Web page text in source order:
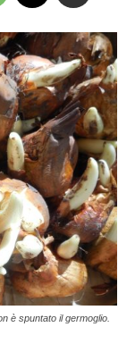
è spuntato il germoglio.